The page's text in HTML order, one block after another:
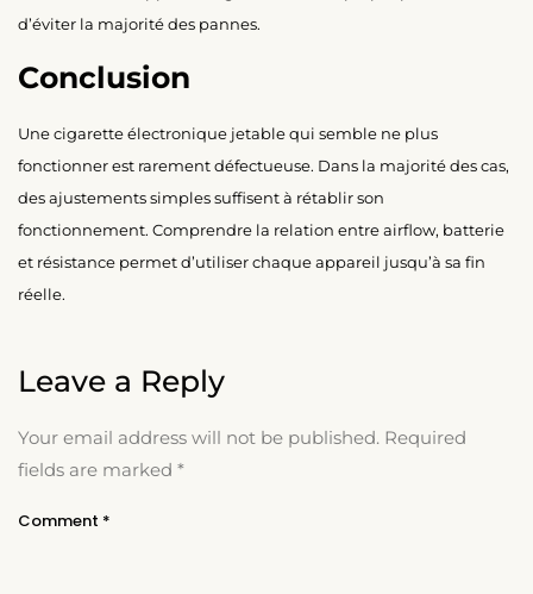
d’éviter la majorité des pannes.
Conclusion
Une cigarette électronique jetable qui semble ne plus
fonctionner est rarement défectueuse. Dans la majorité des cas,
des ajustements simples suffisent à rétablir son
fonctionnement. Comprendre la relation entre airflow, batterie
et résistance permet d’utiliser chaque appareil jusqu’à sa fin
réelle.
Leave a Reply
Your email address will not be published. Required
fields are marked *
Comment *